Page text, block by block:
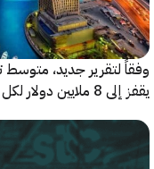
جديد، متوسط
لكل حادثة